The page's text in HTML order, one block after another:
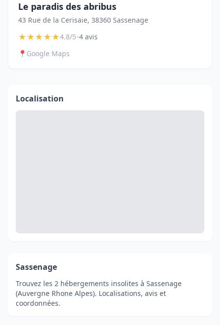
Le paradis des abribus
43 Rue de la Cerisaie, 38360 Sassenage
★★★★★4.8/5•4 avis
📍 Google Maps
Localisation
Sassenage
Trouvez les 2 hébergements insolites à Sassenage
(Auvergne Rhone Alpes). Localisations, avis et
coordonnées.